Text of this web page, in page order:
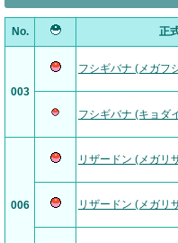
No. 正
003
フシギバナ (メガフ
フシギバナ (キョダ
006
リザードン (メガリ
リザードン (メガリ